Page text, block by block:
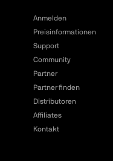
Anmelden
Preisinformationen
Support
Community
Partner
Partner finden
Distributoren
Affiliates
Kontakt